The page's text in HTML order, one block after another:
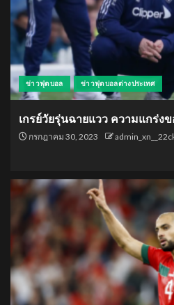
ข่าวฟุตบอล ข่าวฟุตบอลต่างประเทศ
เกรย์วัยรุ่นฉายแวว ความแกร่ง
กรกฎาคม 30, 2023